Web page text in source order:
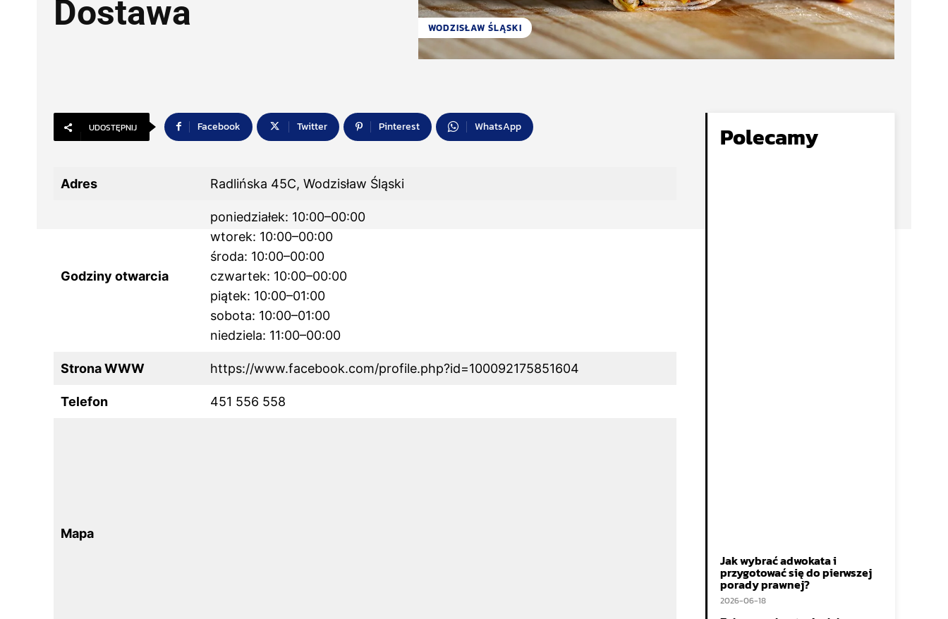
Dostawa
WODZISŁAW ŚLĄSKI
UDOSTĘPNIJ Facebook Twitter Pinterest WhatsApp
Adres Radlińska 45C, Wodzisław Śląski
Godziny otwarcia
poniedziałek: 10:00–00:00
wtorek: 10:00–00:00
środa: 10:00–00:00
czwartek: 10:00–00:00
piątek: 10:00–01:00
sobota: 10:00–01:00
niedziela: 11:00–00:00
Strona WWW https://www.facebook.com/profile.php?id=100092175851604
Telefon 451 556 558
Mapa
Polecamy
Jak wybrać adwokata i
przygotować się do pierwszej
porady prawnej?
2026-06-18